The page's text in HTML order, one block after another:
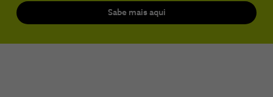
Sabe mais aqui